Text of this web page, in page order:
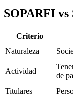
SOPARFI
Criterio
Naturaleza
Actividad
de
Titulares